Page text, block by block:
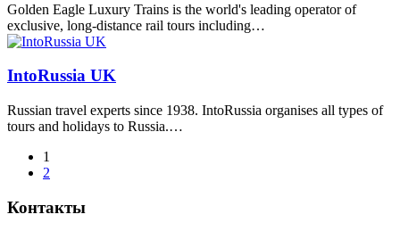
Golden Eagle Luxury Trains is the world's leading operator of
exclusive, long-distance rail tours including…
IntoRussia UK
Russian travel experts since 1938. IntoRussia organises all types of
tours and holidays to Russia.…
1
2
Контакты